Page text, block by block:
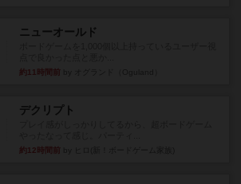
ニューオールド
約11時間前
デクリプト
約12時間前